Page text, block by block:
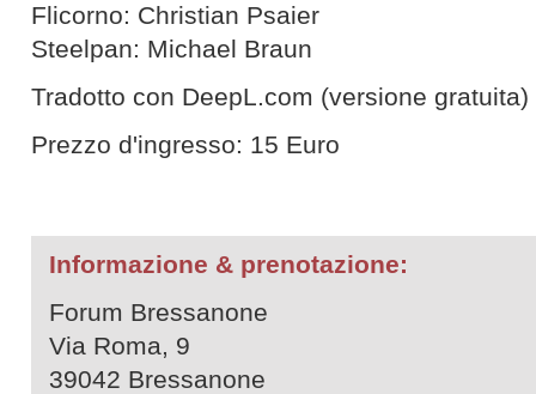
Flicorno: Christian Psaier
Steelpan: Michael Braun
Tradotto con DeepL.com (versione gratuita)
Prezzo d'ingresso: 15 Euro
Informazione & prenotazione:
Forum Bressanone
Via Roma, 9
39042 Bressanone